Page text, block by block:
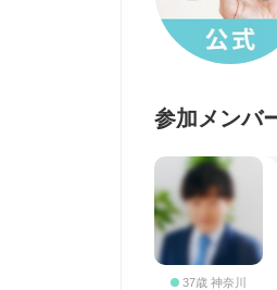
参加メンバ
37歳 神奈川